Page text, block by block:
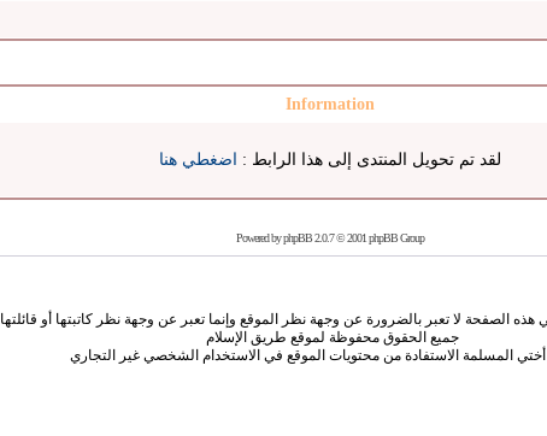
Information
لقد تم تحويل المنتدى إلى هذا الرابط : اضغطي هنا
Powered byphpBB2.0.7 © 2001 phpBB Group
هذه الصفحة لا تعبر بالضرورة عن وجهة نظر الموقع وإنما تعبر عن وجهة نظر كاتبتها أو قائلتها
جميع الحقوق محفوظة لموقع طريق الإسلام
المسلمة الاستفادة من محتويات الموقع في الاستخدام الشخصي غير التجاري